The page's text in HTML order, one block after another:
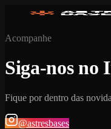
Acompanhe
Siga-nos no
Fique por dentro das
@astresbases